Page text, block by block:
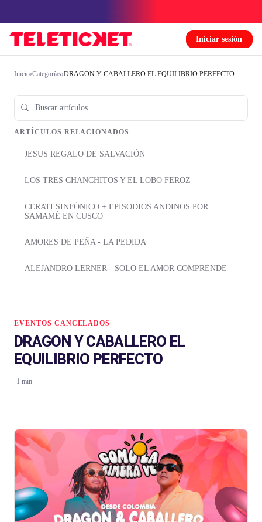
Iniciar sesión
Inicio›Categorías›DRAGON Y CABALLERO EL EQUILIBRIO PERFECTO
ARTÍCULOS RELACIONADOS
JESUS REGALO DE SALVACIÓN
LOS TRES CHANCHITOS Y EL LOBO FEROZ
CERATI SINFÓNICO + EPISODIOS ANDINOS POR
SAMAMÉ EN CUSCO
AMORES DE PEÑA - LA PEDIDA
ALEJANDRO LERNER - SOLO EL AMOR COMPRENDE
EVENTOS CANCELADOS
DRAGON Y CABALLERO EL
EQUILIBRIO PERFECTO
·1 min